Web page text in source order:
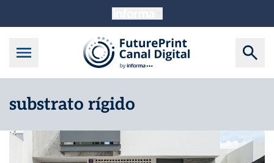
substrato rígido